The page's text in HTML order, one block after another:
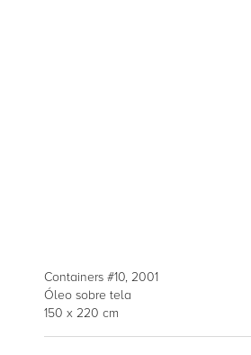
Containers #10, 2001
Óleo sobre tela
150 x 220 cm